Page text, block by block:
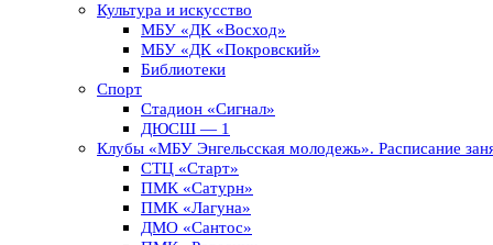
Культура и искусство
МБУ «ДК «Восход»
МБУ «ДК «Покровский»
Библиотеки
Спорт
Стадион «Сигнал»
ДЮСШ — 1
Клубы «МБУ Энгельсская молодежь». Расписание
СТЦ «Старт»
ПМК «Сатурн»
ПМК «Лагуна»
ДМО «Сантос»